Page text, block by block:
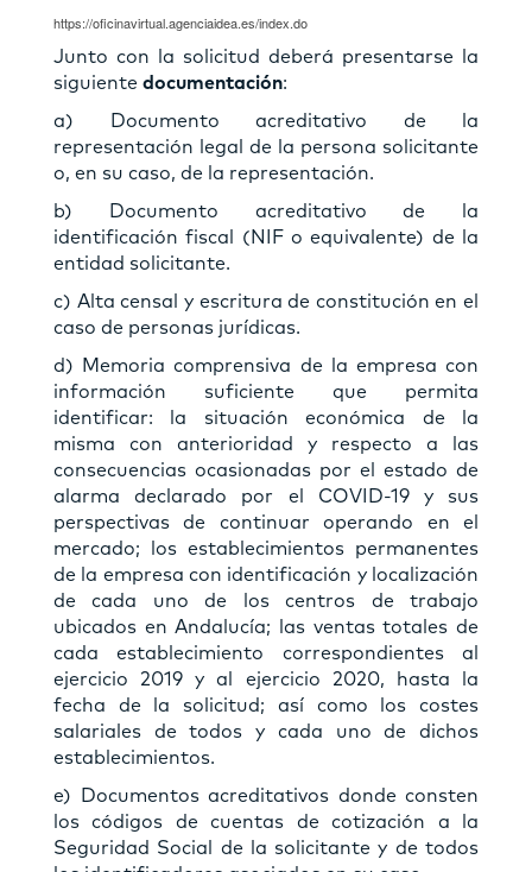
https://oficinavirtual.agenciaidea.es/index.do
Junto con la solicitud deberá presentarse la
siguiente documentación:
a) Documento acreditativo de la
representación legal de la persona solicitante
o, en su caso, de la representación.
b) Documento acreditativo de la
identificación fiscal (NIF o equivalente) de la
entidad solicitante.
c) Alta censal y escritura de constitución en el
caso de personas jurídicas.
d) Memoria comprensiva de la empresa con
información suficiente que permita
identificar: la situación económica de la
misma con anterioridad y respecto a las
consecuencias ocasionadas por el estado de
alarma declarado por el COVID-19 y sus
perspectivas de continuar operando en el
mercado; los establecimientos permanentes
de la empresa con identificación y localización
de cada uno de los centros de trabajo
ubicados en Andalucía; las ventas totales de
cada establecimiento correspondientes al
ejercicio 2019 y al ejercicio 2020, hasta la
fecha de la solicitud; así como los costes
salariales de todos y cada uno de dichos
establecimientos.
e) Documentos acreditativos donde consten
los códigos de cuentas de cotización a la
Seguridad Social de la solicitante y de todos